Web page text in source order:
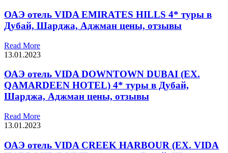
ОАЭ отель VIDA EMIRATES HILLS 4* туры в
Дубай, Шарджа, Аджман цены, отзывы
Read More
13.01.2023
ОАЭ отель VIDA DOWNTOWN DUBAI (EX.
QAMARDEEN HOTEL) 4* туры в Дубай,
Шарджа, Аджман цены, отзывы
Read More
13.01.2023
ОАЭ отель VIDA CREEK HARBOUR (EX. VIDA